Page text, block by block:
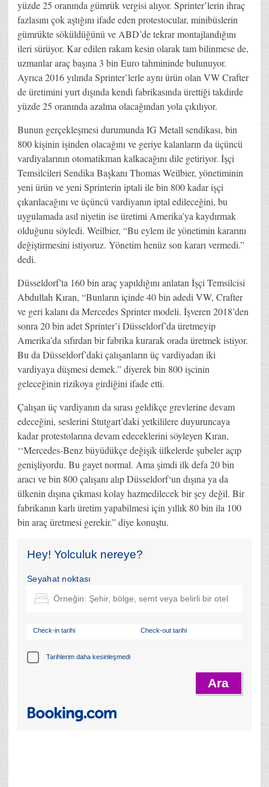
yüzde 25 oranında gümrük vergisi alıyor. Sprinter’lerin ihraç
fazlasını çok aştığını ifade eden protestocular, minibüslerin
gümrükte söküldüğünü ve ABD’de tekrar montajlandığını
ileri sürüyor. Kar edilen rakam kesin olarak tam bilinmese de,
uzmanlar araç başına 3 bin Euro tahmininde bulunuyor.
Ayrıca 2016 yılında Sprinter’lerle aynı ürün olan VW Crafter
de üretimini yurt dışında kendi fabrikasında ürettiği takdirde
yüzde 25 oranında azalma olacağından yola çıkılıyor.
Bunun gerçekleşmesi durumunda IG Metall sendikası, bin
800 kişinin işinden olacağını ve geriye kalanların da üçüncü
vardiyalarının otomatikman kalkacağını dile getiriyor. İşçi
Temsilcileri Sendika Başkanı Thomas Weilbier, yönetiminin
yeni ürün ve yeni Sprinterin iptali ile bin 800 kadar işçi
çıkarılacağını ve üçüncü vardiyanın iptal edileceğini, bu
uygulamada asıl niyetin ise üretimi Amerika’ya kaydırmak
olduğunu söyledi. Weilbier, “Bu eylem ile yönetimin kararını
değiştirmesini istiyoruz. Yönetim henüz son kararı vermedi.”
dedi.
Düsseldorf’ta 160 bin araç yapıldığını anlatan İşçi Temsilcisi
Abdullah Kıran, “Bunların içinde 40 bin adedi VW, Crafter
ve geri kalanı da Mercedes Sprinter modeli. İşveren 2018’den
sonra 20 bin adet Sprinter’i Düsseldorf’da üretmeyip
Amerika’da sıfırdan bir fabrika kurarak orada üretmek istiyor.
Bu da Düsseldorf’daki çalışanların üç vardiyadan iki
vardiyaya düşmesi demek.” diyerek bin 800 işcinin
geleceğinin rizikoya girdiğini ifade etti.
Çalışan üç vardiyanın da sırası geldikçe grevlerine devam
edeceğini, seslerini Stutgart’daki yetkililere duyuruncaya
kadar protestolarına devam edeceklerini söyleyen Kıran,
‘‘Mercedes-Benz büyüdükçe değişik ülkelerde şubeler açıp
genişliyordu. Bu gayet normal. Ama şimdi ilk defa 20 bin
aracı ve bin 800 çalışanı alıp Düsseldorf‘un dışına ya da
ülkenin dışına çıkması kolay hazmedilecek bir şey değil. Bir
fabrikanın karlı üretim yapabilmesi için yıllık 80 bin ila 100
bin araç üretmesi gerekir.” diye konuştu.
Hey! Yolculuk nereye?
Seyahat noktası
Check-in tarihi Check-out tarihi
Tarihlerim daha kesinleşmedi